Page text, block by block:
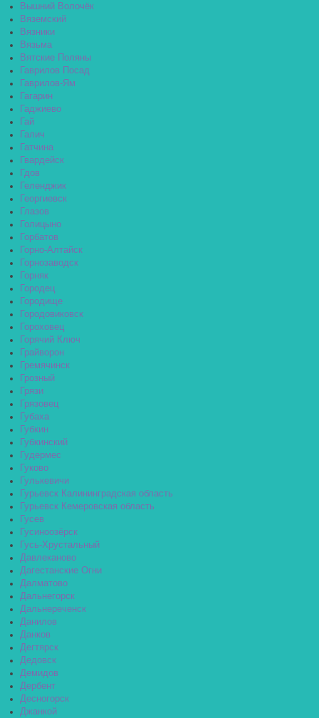
Вышний Волочёк
Вяземский
Вязники
Вязьма
Вятские Поляны
Гаврилов Посад
Гаврилов-Ям
Гагарин
Гаджиево
Гай
Галич
Гатчина
Гвардейск
Гдов
Геленджик
Георгиевск
Глазов
Голицыно
Горбатов
Горно-Алтайск
Горнозаводск
Горняк
Городец
Городище
Городовиковск
Гороховец
Горячий Ключ
Грайворон
Гремячинск
Грозный
Грязи
Грязовец
Губаха
Губкин
Губкинский
Гудермес
Гуково
Гулькевичи
Гурьевск Калининградская область
Гурьевск Кемеровская область
Гусев
Гусиноозёрск
Гусь-Хрустальный
Давлеканово
Дагестанские Огни
Далматово
Дальнегорск
Дальнереченск
Данилов
Данков
Дегтярск
Дедовск
Демидов
Дербент
Десногорск
Джанкой